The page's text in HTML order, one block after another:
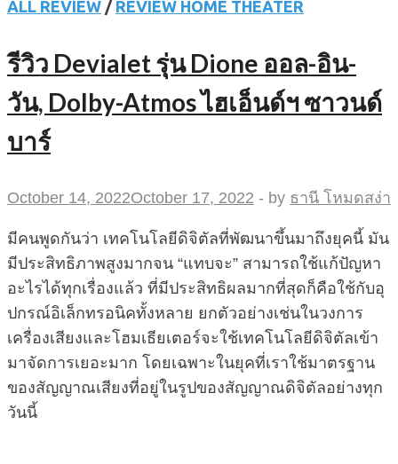
ALL REVIEW / REVIEW HOME THEATER
รีวิว Devialet รุ่น Dione ออล-อิน-
วัน, Dolby-Atmos ไฮเอ็นด์ฯ ซาวนด์
บาร์
October 14, 2022October 17, 2022 - by ธานี โหมดสง่า
มีคนพูดกันว่า เทคโนโลยีดิจิตัลที่พัฒนาขึ้นมาถึงยุคนี้ มัน
มีประสิทธิภาพสูงมากจน “แทบจะ” สามารถใช้แก้ปัญหา
อะไรได้ทุกเรื่องแล้ว ที่มีประสิทธิผลมากที่สุดก็คือใช้กับอุ
ปกรณ์อิเล็กทรอนิคทั้งหลาย ยกตัวอย่างเช่นในวงการ
เครื่องเสียงและโฮมเธียเตอร์จะใช้เทคโนโลยีดิจิตัลเข้า
มาจัดการเยอะมาก โดยเฉพาะในยุคที่เราใช้มาตรฐาน
ของสัญญาณเสียงที่อยู่ในรูปของสัญญาณดิจิตัลอย่างทุก
วันนี้